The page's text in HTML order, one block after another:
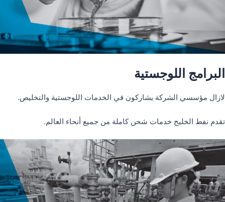
البرامج اللوجستية
لازال مؤسسي الشركة يشاركون في الخدمات اللوجستية والتخليص.
تقدم نفط الخليج خدمات شحن كاملة من جميع أنحاء العالم.